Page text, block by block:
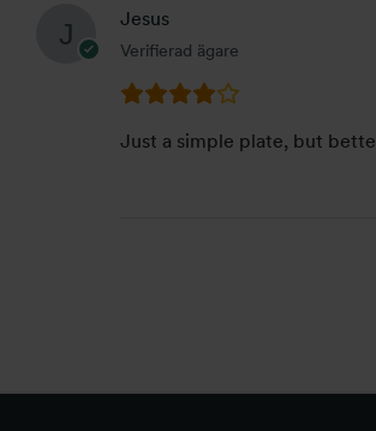
Jesus
Verifierad ägare
Just a simple plate, but